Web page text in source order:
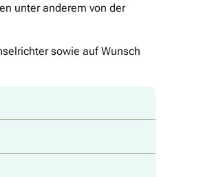
unter anderem von der
sowie auf Wunsch